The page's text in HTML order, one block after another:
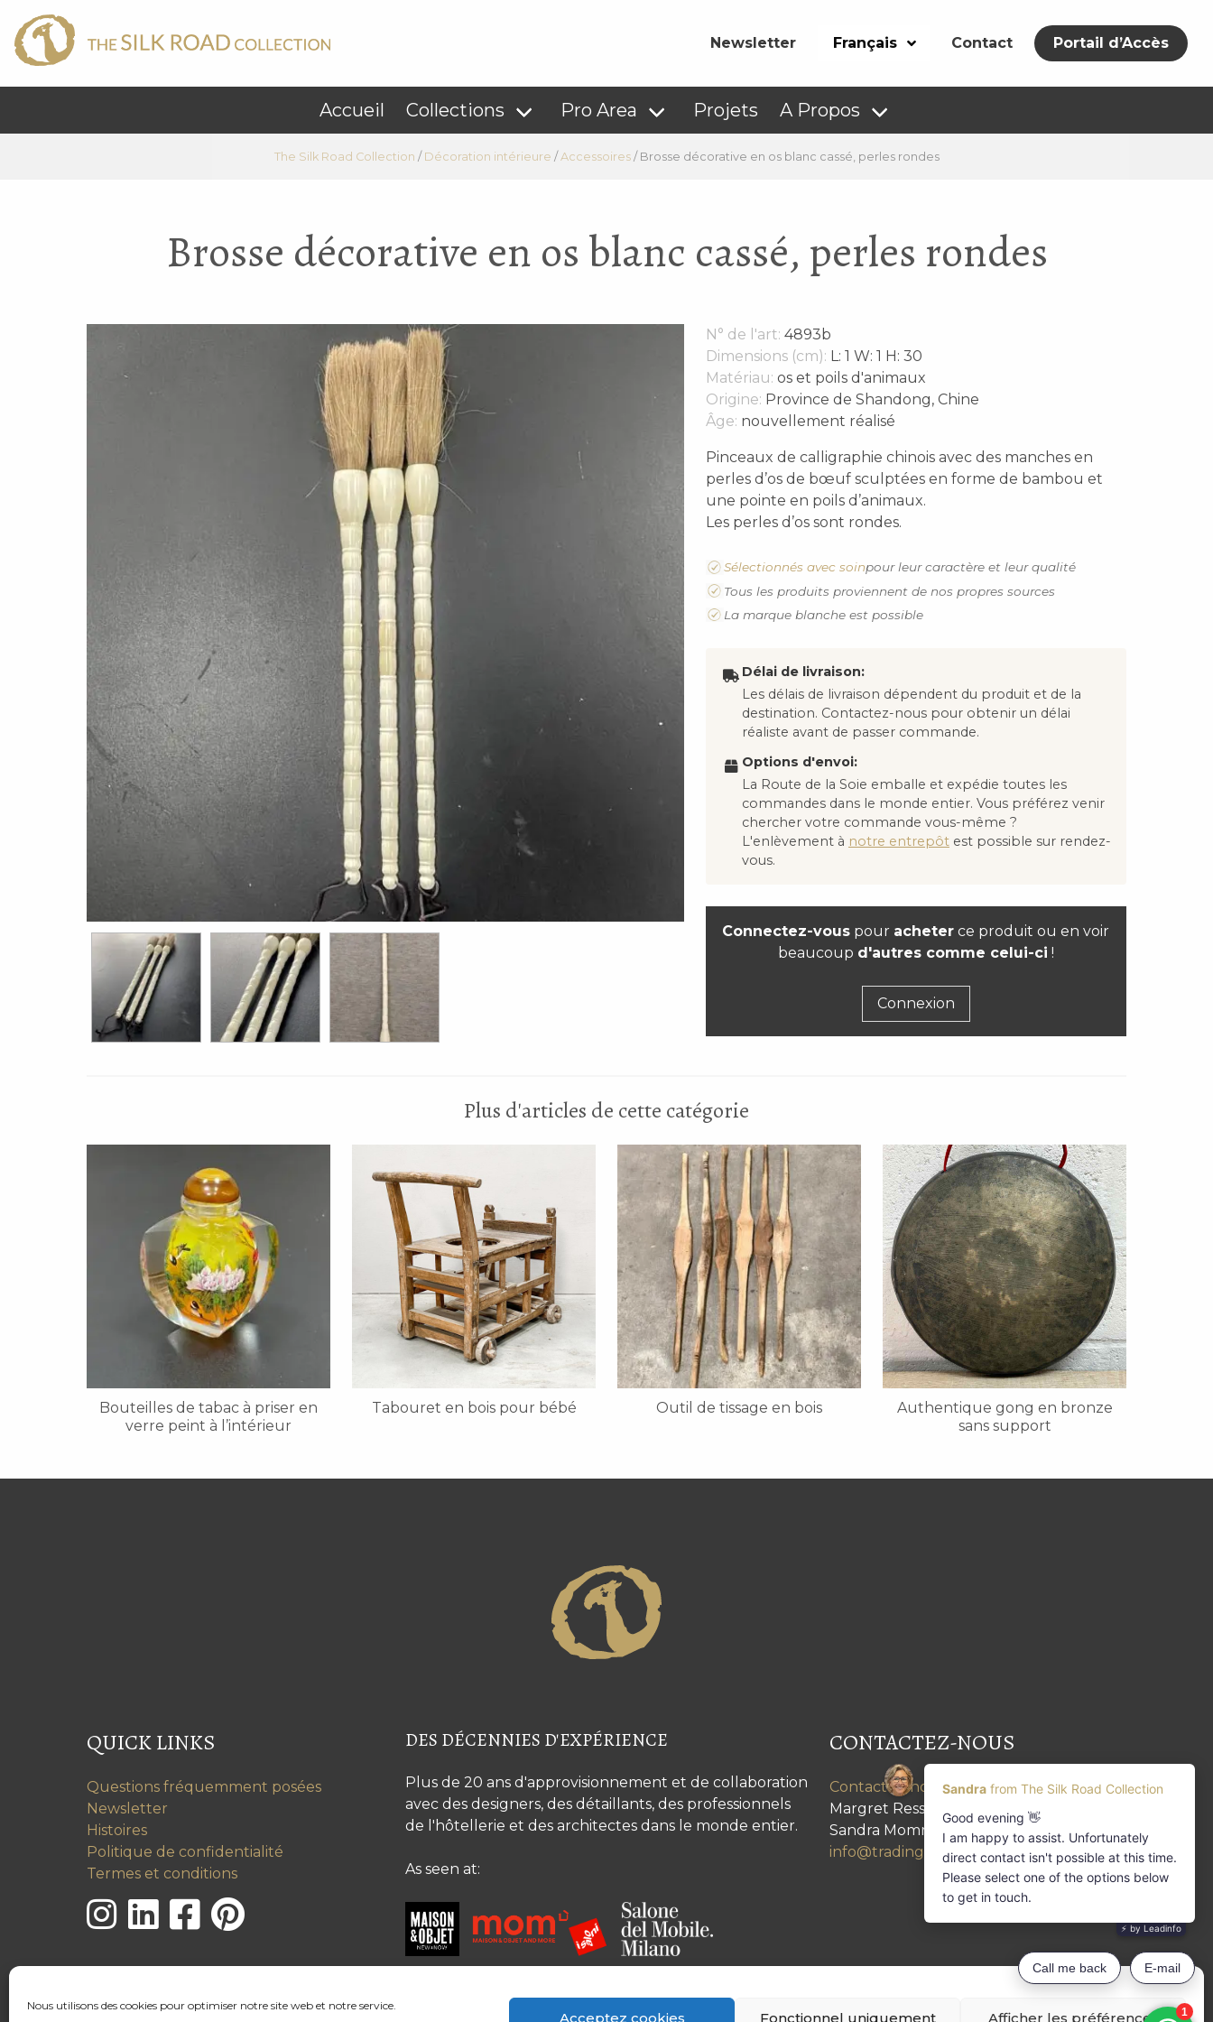
Nous utilisons des cookies pour optimiser notre site web et notre service.
Acceptez cookies Fonctionnel uniquement Afficher les préférences
Newsletter Français Contact Portail d’Accès
Accueil Collections Pro Area Projets A Propos
The Silk Road Collection / Décoration intérieure / Accessoires/ Brosse décorative en os blanc cassé, perles rondes
Brosse décorative en os blanc cassé, perles rondes
N° de l'art: 4893b
Dimensions (cm): L: 1 W: 1 H: 30
Matériau: os et poils d'animaux
Origine: Province de Shandong, Chine
Âge: nouvellement réalisé
Pinceaux de calligraphie chinois avec des manches en
perles d’os de bœuf sculptées en forme de bambou et
une pointe en poils d’animaux.
Les perles d’os sont rondes.
Sélectionnés avec soinpour leur caractère et leur qualité
Tous les produits proviennent de nos propres sources
La marque blanche est possible
Délai de livraison:
Les délais de livraison dépendent du produit et de la
destination. Contactez-nous pour obtenir un délai
réaliste avant de passer commande.
Options d'envoi:
La Route de la Soie emballe et expédie toutes les
commandes dans le monde entier. Vous préférez venir
chercher votre commande vous-même ?
L'enlèvement à notre entrepôtest possible sur rendez-
vous.
Connectez-vous pour acheter ce produit ou en voir
beaucoup d'autres comme celui-ci !
Connexion
Plus d'articles de cette catégorie
Bouteilles de tabac à priser en
verre peint à l’intérieur
Tabouret en bois pour bébé Outil de tissage en bois
Authentique gong en bronze
sans support
QUICK LINKS
Questions fréquemment posées
Newsletter
Histoires
Politique de confidentialité
Termes et conditions
DES DÉCENNIES D'EXPÉRIENCE
Plus de 20 ans d'approvisionnement et de collaboration
avec des designers, des détaillants, des professionnels
de l'hôtellerie et des architectes dans le monde entier.
As seen at:
CONTACTEZ-NOUS
Contactez-nous
Margret Ressang:
+32 (0)496 107 647
Sandra Mommen:
+32 (0)475 26 43 98
info@tradingpartners-silkroad.com